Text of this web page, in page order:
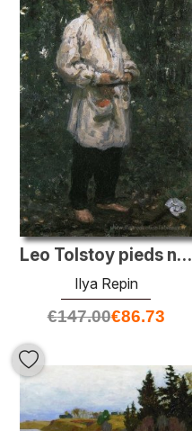
Leo Tolstoy pieds nus
Ilya Repin
€147.00€86.73